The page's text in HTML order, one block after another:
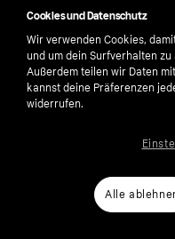
eingesaugt
Warum ist die Wahl
wichtig?
Die Wahl eines
Wohnungen oder
passende Lösung. Ein
Cookies und Datenschutz
Wir verwenden Cookies,
und um dein Surfverhalten
Außerdem teilen wir Daten
kannst deine Präferenzen
widerrufen.
Alle